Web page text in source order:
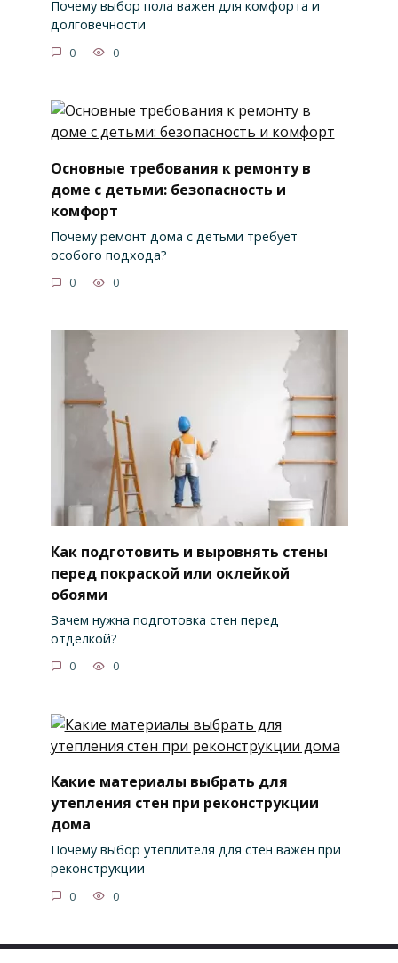
Почему выбор пола важен для комфорта и
долговечности
0 0
Основные требования к ремонту в
доме с детьми: безопасность и
комфорт
Почему ремонт дома с детьми требует
особого подхода?
0 0
Как подготовить и выровнять стены
перед покраской или оклейкой
обоями
Зачем нужна подготовка стен перед
отделкой?
0 0
Какие материалы выбрать для
утепления стен при реконструкции
дома
Почему выбор утеплителя для стен важен при
реконструкции
0 0